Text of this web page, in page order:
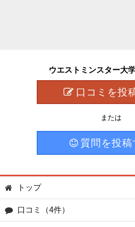
ウエストミンスター大
口コミを投
または
質問を投稿
トップ
口コミ（4件）